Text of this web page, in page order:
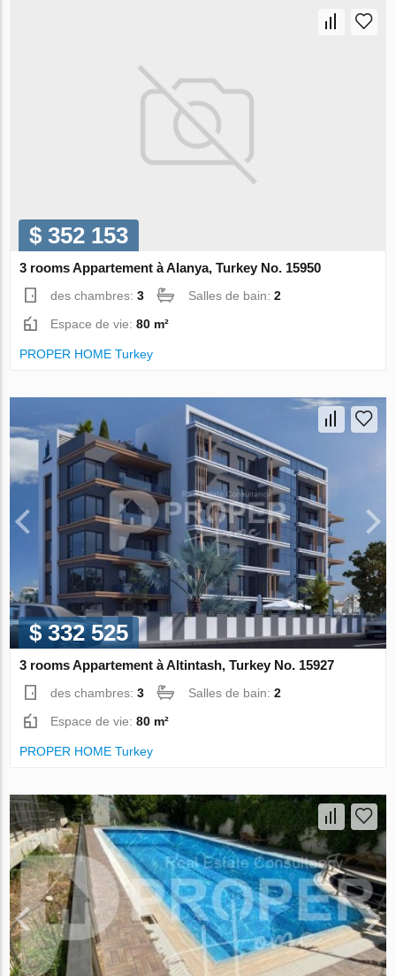
$ 352 153
3 rooms Appartement à Alanya, Turkey No. 15950
des chambres:3 Salles de bain:2
Espace de vie:80 m²
PROPER HOME Turkey
$ 332 525
3 rooms Appartement à Altintash, Turkey No. 15927
des chambres:3 Salles de bain:2
Espace de vie:80 m²
PROPER HOME Turkey